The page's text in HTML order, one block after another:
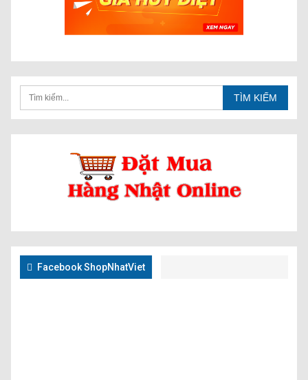
Facebook ShopNhatViet